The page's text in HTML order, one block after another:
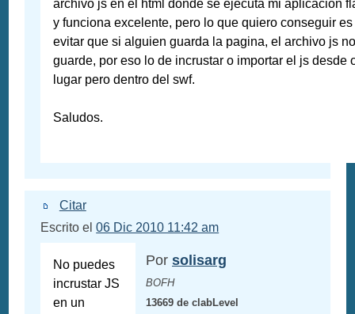
archivo js en el html donde se ejecuta mi aplicacion
y funciona excelente, pero lo que quiero conseguir es
evitar que si alguien guarda la pagina, el archivo js
guarde, por eso lo de incrustar o importar el js desde
lugar pero dentro del swf.
Saludos.
Citar
Escrito el06 Dic 2010 11:42 am
No puedes
incrustar JS
en un
Por solisarg
BOFH
13669 de clabLevel